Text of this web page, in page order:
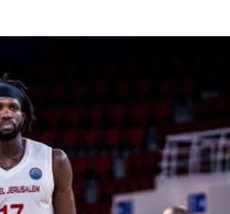
הפועל תל אביב
הפועל באר שבע
בני יהודה